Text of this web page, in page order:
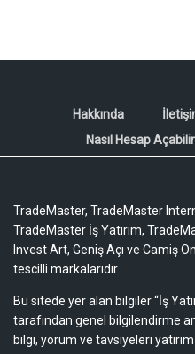
Hakkında
Nasıl Hesap
TradeMaster, TradeMaster
TradeMaster İş Yatırım,
Invest Art, Geniş Açı ve Camiş
tescilli markalarıdır.
Bu sitede yer alan bilgiler “İş
tarafından genel bilgilendirme
bilgi, yorum ve tavsiyeleri